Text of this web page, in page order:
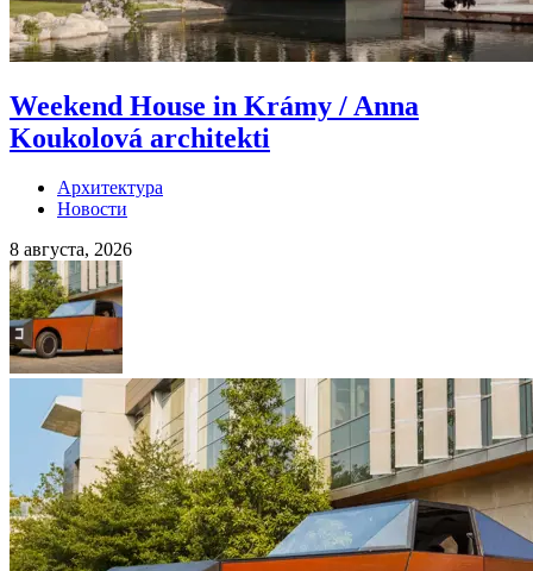
Weekend House in Krámy / Anna
Koukolová architekti
Архитектура
Новости
8 августа, 2026